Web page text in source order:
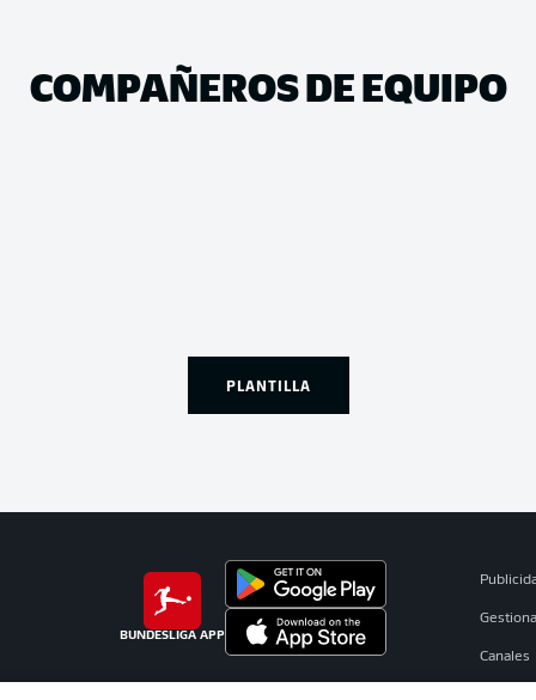
COMPAÑEROS DE EQUIPO
PLANTILLA
BUNDESLIGA APP
Canales